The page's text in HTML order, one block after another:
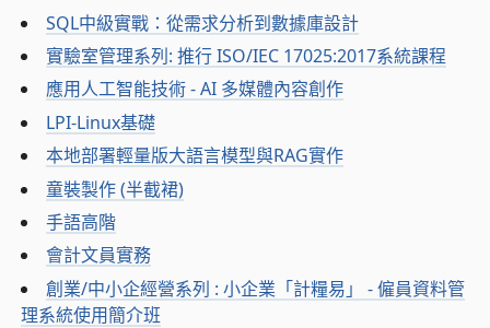
SQL中級實戰：從需求分析到數據庫設計
實驗室管理系列: 推行 ISO/IEC 17025:2017系統課程
應用人工智能技術 - AI 多媒體內容創作
LPI-Linux基礎
本地部署輕量版大語言模型與RAG實作
童裝製作 (半截裙)
手語高階
會計文員實務
創業/中小企經營系列 : 小企業「計糧易」 - 僱員資料管
理系統使用簡介班